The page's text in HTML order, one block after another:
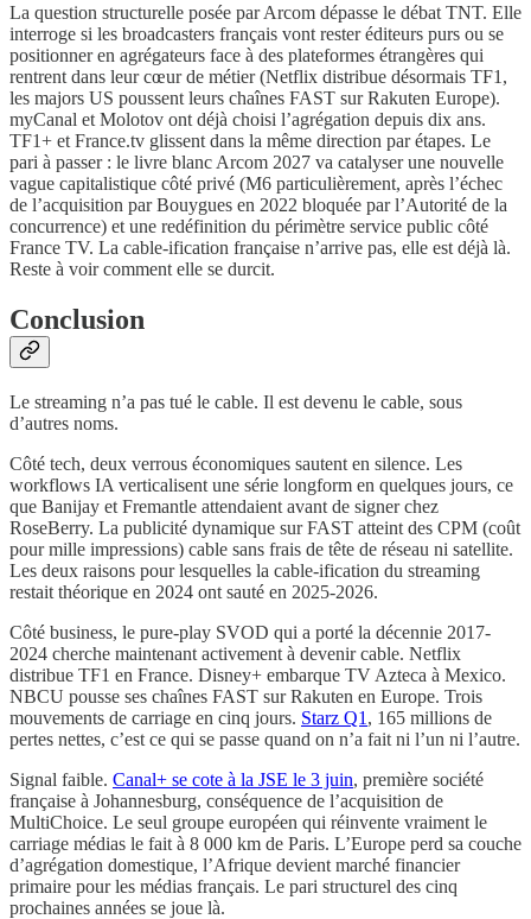
La question structurelle posée par Arcom dépasse le débat TNT. Elle
interroge si les broadcasters français vont rester éditeurs purs ou se
positionner en agrégateurs face à des plateformes étrangères qui
rentrent dans leur cœur de métier (Netflix distribue désormais TF1,
les majors US poussent leurs chaînes FAST sur Rakuten Europe).
myCanal et Molotov ont déjà choisi l’agrégation depuis dix ans.
TF1+ et France.tv glissent dans la même direction par étapes. Le
pari à passer : le livre blanc Arcom 2027 va catalyser une nouvelle
vague capitalistique côté privé (M6 particulièrement, après l’échec
de l’acquisition par Bouygues en 2022 bloquée par l’Autorité de la
concurrence) et une redéfinition du périmètre service public côté
France TV. La cable-ification française n’arrive pas, elle est déjà là.
Reste à voir comment elle se durcit.
Conclusion
Le streaming n’a pas tué le cable. Il est devenu le cable, sous
d’autres noms.
Côté tech, deux verrous économiques sautent en silence. Les
workflows IA verticalisent une série longform en quelques jours, ce
que Banijay et Fremantle attendaient avant de signer chez
RoseBerry. La publicité dynamique sur FAST atteint des CPM (coût
pour mille impressions) cable sans frais de tête de réseau ni satellite.
Les deux raisons pour lesquelles la cable-ification du streaming
restait théorique en 2024 ont sauté en 2025-2026.
Côté business, le pure-play SVOD qui a porté la décennie 2017-
2024 cherche maintenant activement à devenir cable. Netflix
distribue TF1 en France. Disney+ embarque TV Azteca à Mexico.
NBCU pousse ses chaînes FAST sur Rakuten en Europe. Trois
mouvements de carriage en cinq jours. Starz Q1 , 165 millions de
pertes nettes, c’est ce qui se passe quand on n’a fait ni l’un ni l’autre.
Signal faible. Canal+ se cote à la JSE le 3 juin, première société
française à Johannesburg, conséquence de l’acquisition de
MultiChoice. Le seul groupe européen qui réinvente vraiment le
carriage médias le fait à 8 000 km de Paris. L’Europe perd sa couche
d’agrégation domestique, l’Afrique devient marché financier
primaire pour les médias français. Le pari structurel des cinq
prochaines années se joue là.